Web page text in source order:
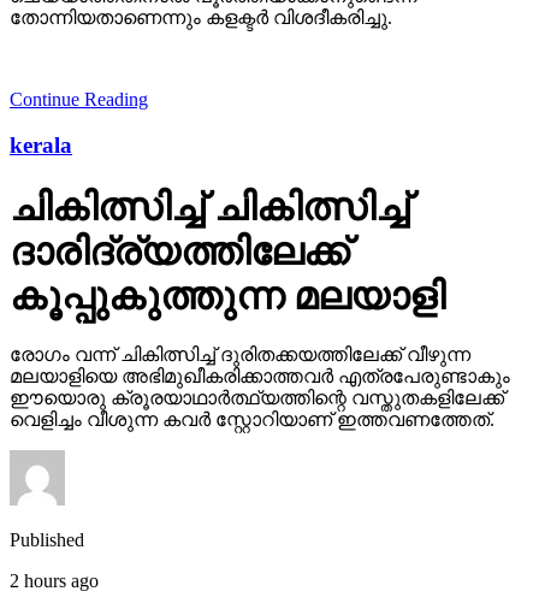
തോന്നിയതാണെന്നും കളക്ടര്‍ വിശദീകരിച്ചു.
Continue Reading
kerala
ചികിത്സിച്ച് ചികിത്സിച്ച്
ദാരിദ്ര്യത്തിലേക്ക്
കൂപ്പുകുത്തുന്ന മലയാളി
രോഗം വന്ന് ചികിത്സിച്ച് ദുരിതക്കയത്തിലേക്ക് വീഴുന്ന
മലയാളിയെ അഭിമുഖീകരിക്കാത്തവര്‍ എത്രപേരുണ്ടാകും
ഈയൊരു ക്രൂരയാഥാര്‍ത്ഥ്യത്തിന്റെ വസ്തുതകളിലേക്ക്
വെളിച്ചം വീശുന്ന കവര്‍ സ്റ്റോറിയാണ് ഇത്തവണത്തേത്.
Published
2 hours ago